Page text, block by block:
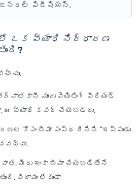
ఫిజీషియన్.
ఒక వ్యాధి నిర్ధారణ
కానీ ముందువెయిటింగ్ పీరియడ్
వ్యాధి కవర్ చేయబడదు.
కోసం బీమా సంస్థ దీనిని “ఇప్పుడు
మీరు ఇంకా బీమా చేయబడితేనే
విరామం లేకుండా